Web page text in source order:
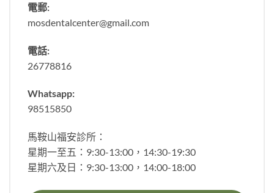
電郵:
mosdentalcenter@gmail.com
電話:
26778816
Whatsapp:
98515850
馬鞍山福安診所：
星期一至五：9:30-13:00，14:30-19:30
星期六及日：9:30-13:00，14:00-18:00